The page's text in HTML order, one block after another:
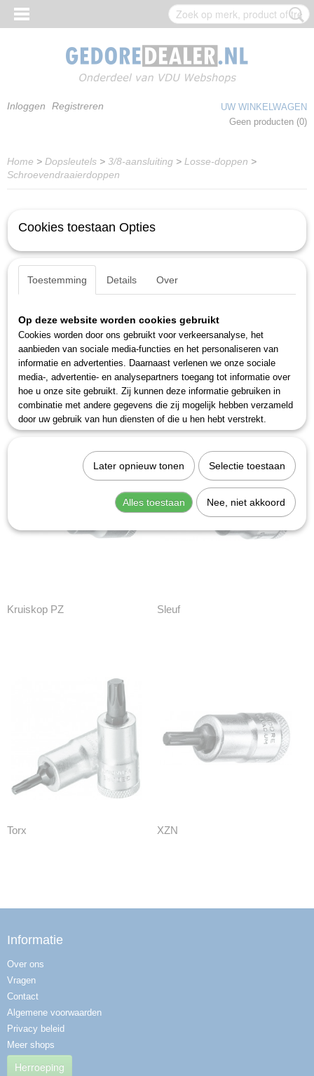
Inloggen Registreren
UW WINKELWAGEN
Geen producten (0)
Home > Dopsleutels > 3/8-aansluiting > Losse-doppen >
Schroevendraaierdoppen
Inbus Kruiskop PH
Kruiskop PZ Sleuf
Torx XZN
Informatie
Over ons
Vragen
Contact
Algemene voorwaarden
Privacy beleid
Meer shops
Herroeping
Cookies toestaan Opties
Toestemming Details Over
Op deze website worden cookies gebruikt
Cookies worden door ons gebruikt voor verkeersanalyse, het
aanbieden van sociale media-functies en het personaliseren van
informatie en advertenties. Daarnaast verlenen we onze sociale
media-, advertentie- en analysepartners toegang tot informatie over
hoe u onze site gebruikt. Zij kunnen deze informatie gebruiken in
combinatie met andere gegevens die zij mogelijk hebben verzameld
door uw gebruik van hun diensten of die u hen hebt verstrekt.
Later opnieuw tonen Selectie toestaan
Alles toestaan Nee, niet akkoord